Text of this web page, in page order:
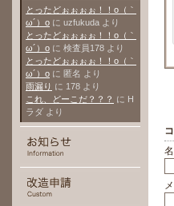
とったどぉぉぉぉ！！о（｀
ω´）о に uzfukuda より
とったどぉぉぉぉ！！о（｀
ω´）о に 検査員178 より
とったどぉぉぉぉ！！о（｀
ω´）о に 匿名 より
雨漏り に 178 より
これ、どーこだ？？？ に H
ラダ より